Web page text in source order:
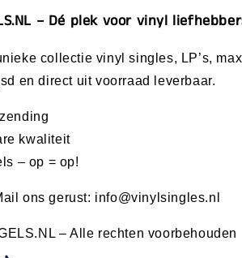
– Dé plek voor vinyl
collectie vinyl singles, LP’s,
en direct uit voorraad leverbaar.
kwaliteit
– op = op!
ons gerust: info@vinylsingles.nl
– Alle rechten voorbehouden